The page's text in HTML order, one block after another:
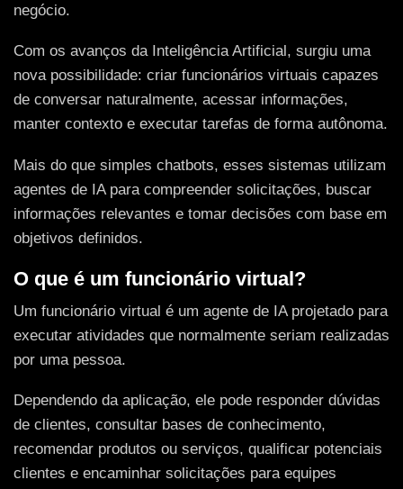
negócio.
Com os avanços da Inteligência Artificial, surgiu uma
nova possibilidade: criar funcionários virtuais capazes
de conversar naturalmente, acessar informações,
manter contexto e executar tarefas de forma autônoma.
Mais do que simples chatbots, esses sistemas utilizam
agentes de IA para compreender solicitações, buscar
informações relevantes e tomar decisões com base em
objetivos definidos.
O que é um funcionário virtual?
Um funcionário virtual é um agente de IA projetado para
executar atividades que normalmente seriam realizadas
por uma pessoa.
Dependendo da aplicação, ele pode responder dúvidas
de clientes, consultar bases de conhecimento,
recomendar produtos ou serviços, qualificar potenciais
clientes e encaminhar solicitações para equipes